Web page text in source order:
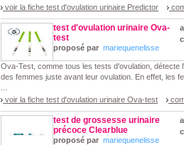
voir la fiche test d'ovulation urinaire Predictor
test d'ovulation urinaire Ova-
test
proposé par mariequenelisse
Ova-Test, comme tous les tests d'ovulation, détecte
des femmes juste avant leur ovulation. En effet, les
voir la fiche test d'ovulation urinaire Ova-test
test de grossesse urinaire
précoce Clearblue
proposé par mariequenelisse